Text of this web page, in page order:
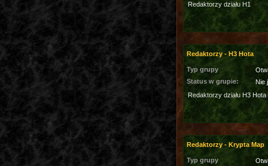
Redaktorzy działu H1
Redaktorzy - H3 Hota
Typ grupy
Status w grupie:
Nie
Redaktorzy działu H3 Hota
Redaktorzy - Krypta Map
Typ grupy